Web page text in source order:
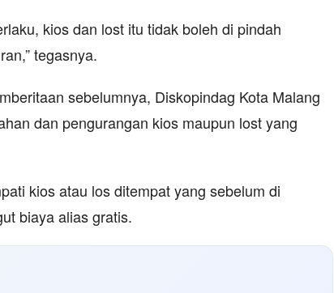
kios dan lost itu tidak boleh di pindah
tegasnya.
sebelumnya, Diskopindag Kota Malang
dan pengurangan kios maupun lost yang
kios atau los ditempat yang sebelum di
biaya alias gratis.